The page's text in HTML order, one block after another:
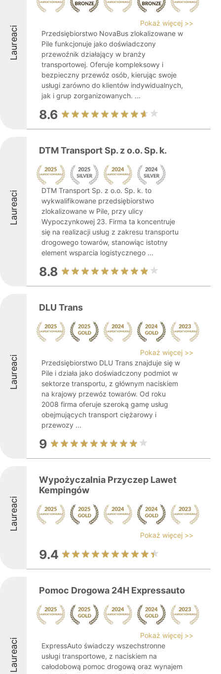
Laureaci
Pokaż więcej >>
Przedsiębiorstwo NovaBus zlokalizowane w
Pile funkcjonuje jako doświadczony
przewoźnik działający w branży
transportowej. Oferuje kompleksowy i
bezpieczny przewóz osób, kierując swoje
usługi zarówno do klientów indywidualnych,
jak i grup zorganizowanych. ...
8.6
Laureaci
DTM Transport Sp. z o.o. Sp. k.
DTM Transport Sp. z o.o. Sp. k. to
wykwalifikowane przedsiębiorstwo
zlokalizowane w Pile, przy ulicy
Wypoczynkowej 23. Firma ta koncentruje
się na realizacji usług z zakresu transportu
drogowego towarów, stanowiąc istotny
element wsparcia logistycznego ...
8.8
Laureaci
DLU Trans
Pokaż więcej >>
Przedsiębiorstwo DLU Trans znajduje się w
Pile i działa jako doświadczony podmiot w
sektorze transportu, z głównym naciskiem
na krajowy przewóz towarów. Od roku
2008 firma oferuje szeroką gamę usług
obejmujących transport ciężarowy i
przewozy ...
9
Laureaci
Wypożyczalnia Przyczep Lawet
Kempingów
Pokaż więcej >>
9.4
Laureaci
Pomoc Drogowa 24H Expressauto
Pokaż więcej >>
ExpressAuto świadczy wszechstronne
usługi transportowe, z naciskiem na
całodobową pomoc drogową oraz wynajem